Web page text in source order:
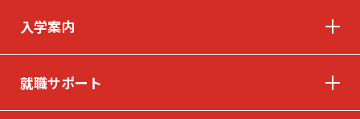
入学案内
就職サポート